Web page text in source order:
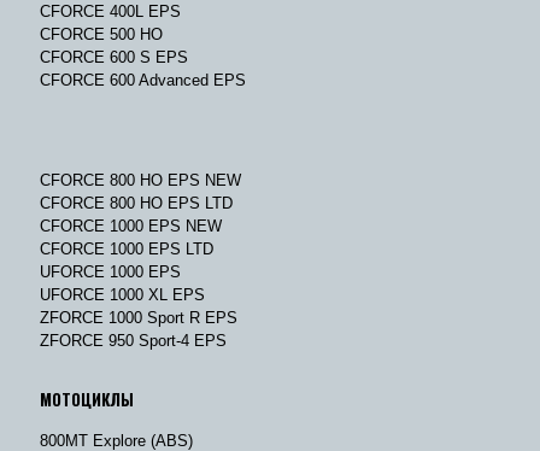
CFORCE 400L EPS
CFORCE 500 HO
CFORCE 600 S EPS
CFORCE 600 Advanced EPS
CFORCE 800 HO EPS NEW
CFORCE 800 HO EPS LTD
CFORCE 1000 EPS NEW
CFORCE 1000 EPS LTD
UFORCE 1000 EPS
UFORCE 1000 XL EPS
ZFORCE 1000 Sport R EPS
ZFORCE 950 Sport-4 EPS
МОТОЦИКЛЫ
800MT Explore (ABS)